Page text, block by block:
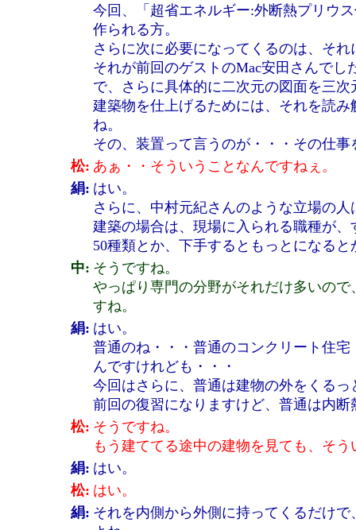
今回、「超省エネルギー:外断熱プリウ
作られる方。
さらに次に必要になってくるのは、そ
それが前回のゲストのMac安田さんでし
で、さらに具体的に二次元の図面を三
建築物を仕上げるためには、それを読
ね。
その、装置って言うのが・・・その仕
松: あぁ・・そういうことなんですねぇ。
絹: はい。
さらに、中村元紀さんのような立場の人
建築の場合は、現場に入られる職種が
50種類とか、下手するともっとになる
中: そうですね。
やっぱり専門の分野がそれだけ多いの
すね。
絹: はい。
普通のね・・・普通のコンクリート住
んですけれども・・・
今回はさらに、普通は建物の外をくる
前回の復習になりますけど、普通は内
松: そうですね。
もう建ててる途中の建物を見ても、そ
絹: はい。
松: はい。
絹: それを内側から外側に持ってくるだけ